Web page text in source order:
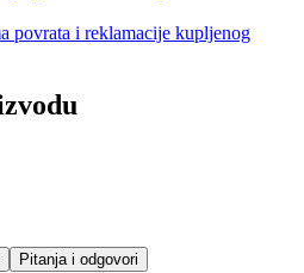
povrata i reklamacije kupljenog
Pitanja i odgovori